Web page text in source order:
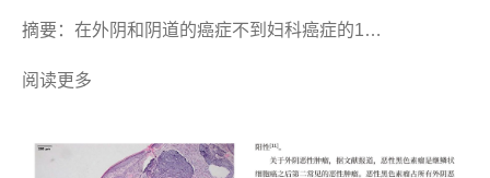
摘要：在外阴和阴道的癌症不到妇科癌症的1…
阅读更多